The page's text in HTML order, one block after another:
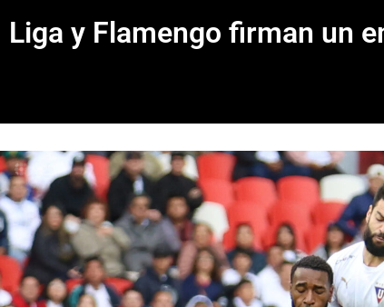
Liga y Flamengo firman un